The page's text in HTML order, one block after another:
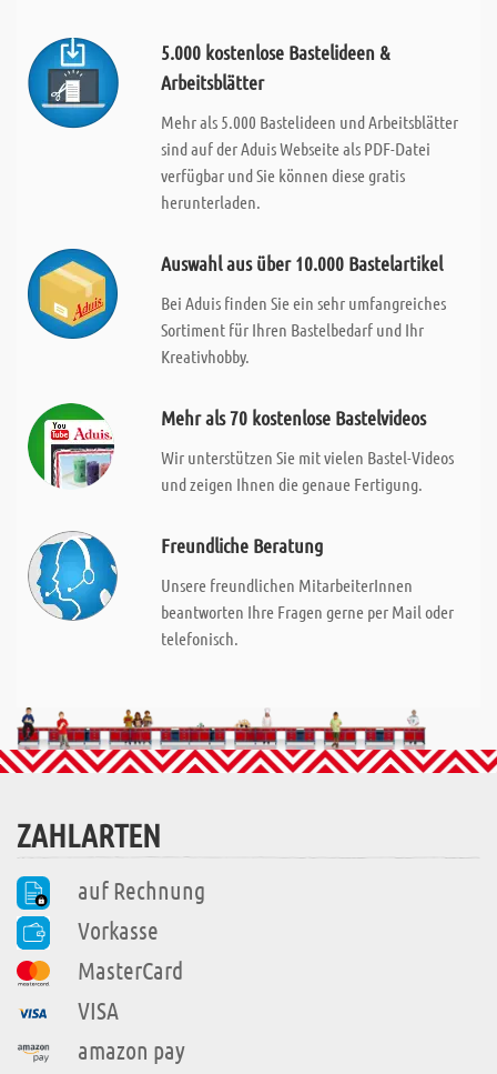
5.000 kostenlose Bastelideen &
Arbeitsblätter
Mehr als 5.000 Bastelideen und Arbeitsblätter
sind auf der Aduis Webseite als PDF-Datei
verfügbar und Sie können diese gratis
herunterladen.
Auswahl aus über 10.000 Bastelartikel
Bei Aduis finden Sie ein sehr umfangreiches
Sortiment für Ihren Bastelbedarf und Ihr
Kreativhobby.
Mehr als 70 kostenlose Bastelvideos
Wir unterstützen Sie mit vielen Bastel-Videos
und zeigen Ihnen die genaue Fertigung.
Freundliche Beratung
Unsere freundlichen MitarbeiterInnen
beantworten Ihre Fragen gerne per Mail oder
telefonisch.
ZAHLARTEN
auf Rechnung
Vorkasse
MasterCard
VISA
amazon pay